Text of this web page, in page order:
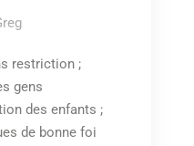
restriction ;
gens
des enfants ;
de bonne foi